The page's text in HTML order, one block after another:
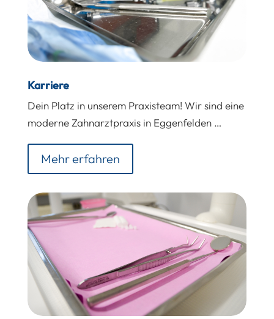
Karriere
Dein Platz in unserem Praxisteam! Wir sind eine
moderne Zahnarztpraxis in Eggenfelden …
Mehr erfahren